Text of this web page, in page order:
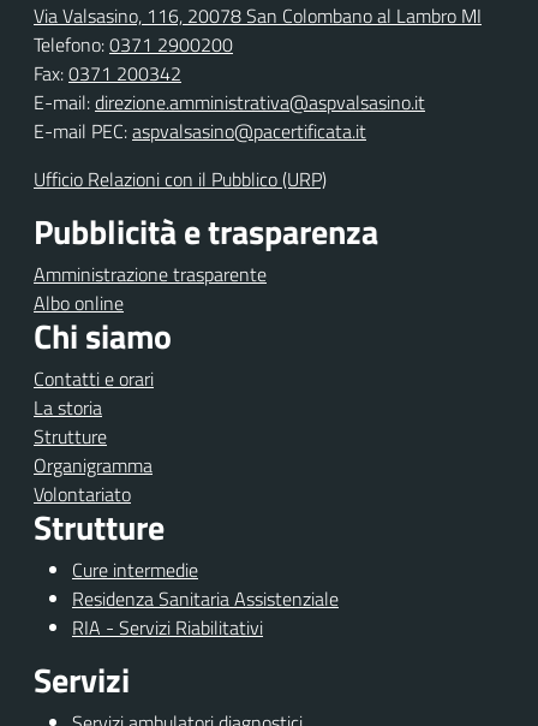
Via Valsasino, 116, 20078 San Colombano al Lambro MI
Telefono:0371 2900200
Fax:0371 200342
E-mail:direzione.amministrativa@aspvalsasino.it
E-mail PEC:aspvalsasino@pacertificata.it
Ufficio Relazioni con il Pubblico (URP)
Pubblicità e trasparenza
Amministrazione trasparente
Albo online
Chi siamo
Contatti e orari
La storia
Strutture
Organigramma
Volontariato
Strutture
Cure intermedie
Residenza Sanitaria Assistenziale
RIA - Servizi Riabilitativi
Servizi